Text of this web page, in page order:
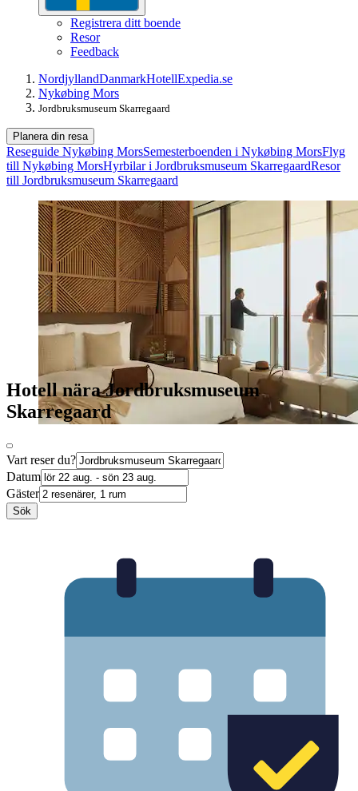
Registrera ditt boende
Resor
Feedback
NordjyllandDanmarkHotellExpedia.se
Nykøbing Mors
Jordbruksmuseum Skarregaard
Planera din resa
Reseguide Nykøbing MorsSemesterboenden i Nykøbing MorsFlyg
till Nykøbing MorsHyrbilar i Jordbruksmuseum SkarregaardResor
till Jordbruksmuseum Skarregaard
Hotell nära Jordbruksmuseum
Skarregaard
Vart reser du?
Datum
Gäster
Sök